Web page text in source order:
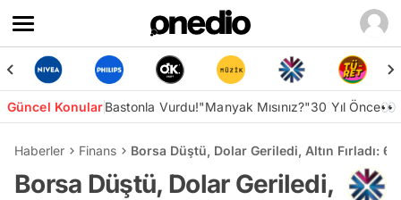
Güncel KonularBastonla Vurdu!"Manyak Mısınız?"30 Yıl Önce👀
Haberler Finans Borsa Düştü, Dolar Geriledi, Altın Fırladı:
Borsa Düştü, Dolar Geriledi,